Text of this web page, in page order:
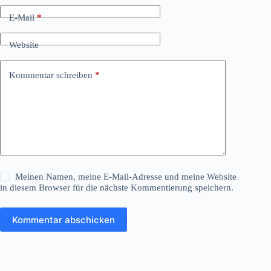
E-Mail*
Website
Kommentar schreiben *
Meinen Namen, meine E-Mail-Adresse und meine Website
in diesem Browser für die nächste Kommentierung speichern.
Kommentar abschicken